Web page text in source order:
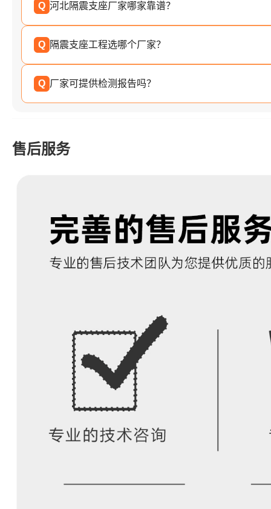
Q 河北隔震支座厂家哪家靠谱？
Q 隔震支座工程选哪个厂家？
Q 厂家可提供检测报告吗？
售后服务